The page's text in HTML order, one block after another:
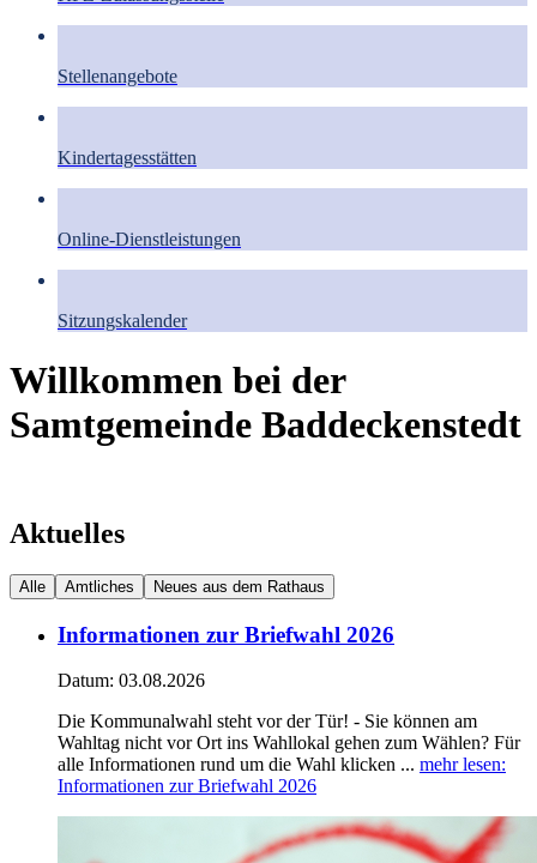
Stellenangebote
Kindertagesstätten
Online-Dienstleistungen
Sitzungskalender
Willkommen bei der
Samtgemeinde Baddeckenstedt
Aktuelles
Alle Amtliches Neues aus dem Rathaus
Informationen zur Briefwahl 2026
Datum: 03.08.2026
Die Kommunalwahl steht vor der Tür! - Sie können am
Wahltag nicht vor Ort ins Wahllokal gehen zum Wählen? Für
alle Informationen rund um die Wahl klicken ... mehr lesen:
Informationen zur Briefwahl 2026